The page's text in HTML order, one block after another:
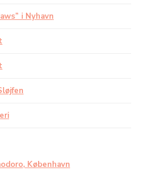
i Nyhavn
København